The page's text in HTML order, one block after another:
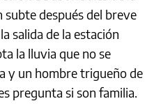
después del breve
salida de la estación
la lluvia que no se
y un hombre trigueño de
pregunta si son familia.